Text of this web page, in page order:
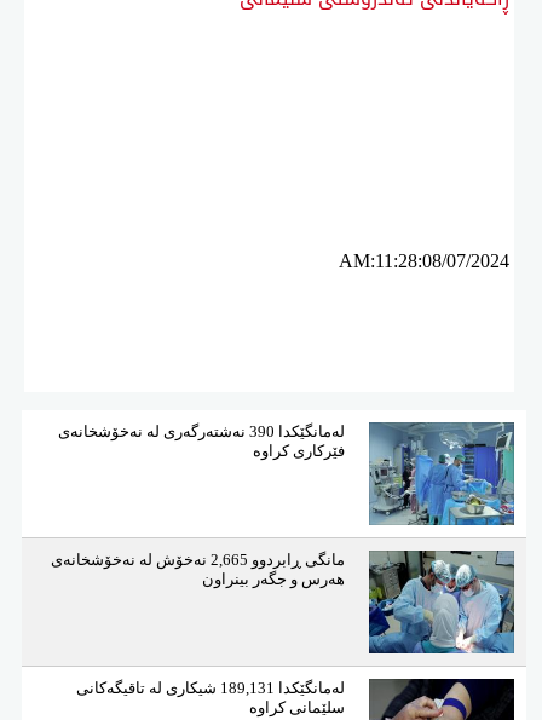
AM:11:28:08/07/2024
لەمانگێكدا 390 نەشتەرگەری لە نەخۆشخانەی
فێركاری كراوە
مانگی ڕابردوو 2,665 نەخۆش لە نەخۆشخانەی
هەرس و جگەر بینراون
لەمانگێكدا 189,131 شیكاری لە تاقیگەكانی
سلێمانی كراوە